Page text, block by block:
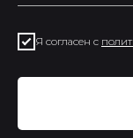
Я согласен с